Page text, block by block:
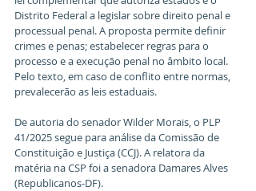
Distrito Federal a legislar sobre direito penal e
processual penal. A proposta permite definir
crimes e penas; estabelecer regras para o
processo e a execução penal no âmbito local.
Pelo texto, em caso de conflito entre normas,
prevalecerão as leis estaduais.
De autoria do senador Wilder Morais, o PLP
41/2025 segue para análise da Comissão de
Constituição e Justiça (CCJ). A relatora da
matéria na CSP foi a senadora Damares Alves
(Republicanos-DF).